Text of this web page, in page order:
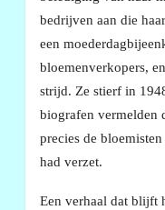
bedrijven aan die
een
bloemenverkopers,
strijd. Ze stierf in
biografen vermelden
precies de
had verzet.
Een verhaal dat blijft